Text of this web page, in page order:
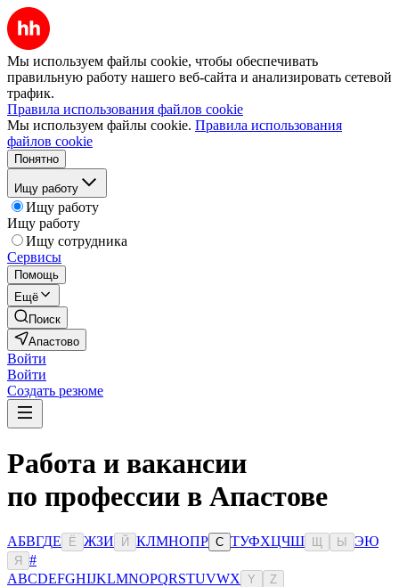
Мы используем файлы cookie, чтобы обеспечивать
правильную работу нашего веб-сайта и анализировать сетевой
трафик.
Правила использования файлов cookie
Мы используем файлы cookie. Правила использования
файлов cookie
Понятно
Ищу работу
Ищу работу
Ищу работу
Ищу сотрудника
Сервисы
Помощь
Ещё
Поиск
Апастово
Войти
Войти
Создать резюме
Работа и вакансии
по профессии в Апастове
АБВГДЕ Ё ЖЗИ Й КЛМНОПР С ТУФХЦЧШ Ы ЭЮ
Я
#
ABCDEFGHIJKLMNOPQRSTUVWX Y Z